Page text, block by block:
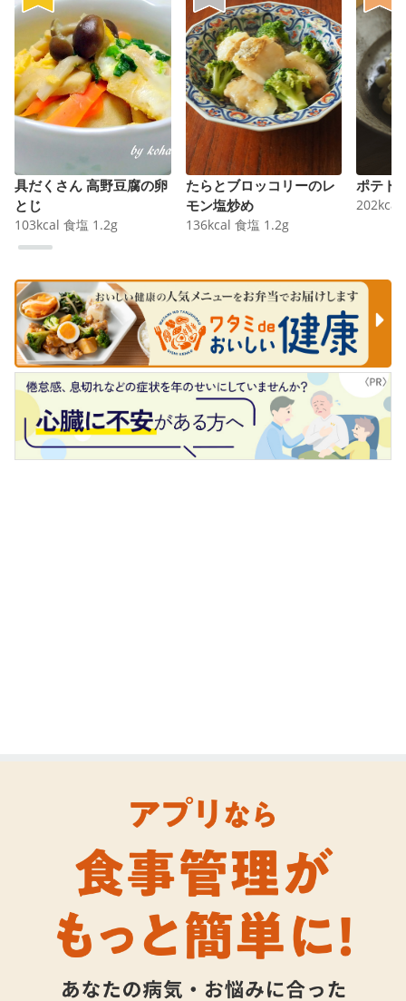
具だくさん 高野豆腐の卵
とじ
103kcal 食塩 1.2g
たらとブロッコリーのレ
モン塩炒め
136kcal 食塩 1.2g
ポテト
202kcal